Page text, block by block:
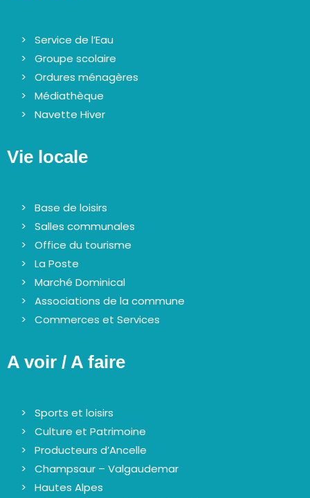
Service de l’Eau
Groupe scolaire
Ordures ménagères
Médiathèque
Navette Hiver
Vie locale
Base de loisirs
Salles communales
Office du tourisme
La Poste
Marché Dominical
Associations de la commune
Commerces et Services
A voir / A faire
Sports et loisirs
Culture et Patrimoine
Producteurs d’Ancelle
Champsaur – Valgaudemar
Hautes Alpes